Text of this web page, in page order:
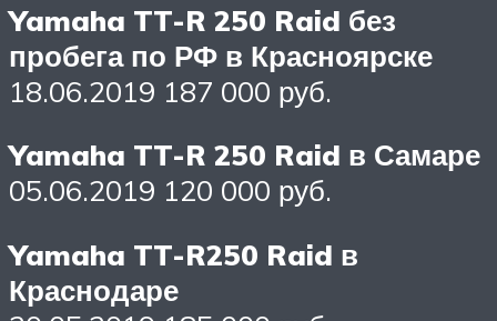
Yamaha TT-R 250 Raid без
пробега по РФ в Красноярске
18.06.2019 187 000 руб.
Yamaha TT-R 250 Raid в Самаре
05.06.2019 120 000 руб.
Yamaha TT-R250 Raid в
Краснодаре